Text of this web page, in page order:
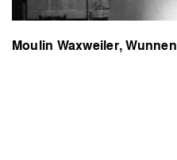
Moulin Waxweiler,